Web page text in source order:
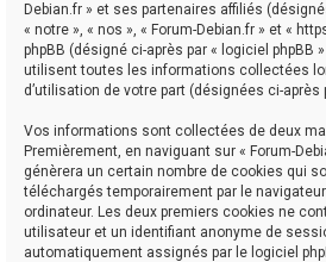
Debian.fr » et ses partenaires affiliés
« notre », « nos », « Forum-Debian.fr » et «
phpBB (désigné ci-après par « logiciel phpBB
utilisent toutes les informations collectées
d’utilisation de votre part (désignées ci-après
Vos informations sont collectées de deux
Premièrement, en naviguant sur « Forum-
génèrera un certain nombre de cookies qui
téléchargés temporairement par le
ordinateur. Les deux premiers cookies ne
utilisateur et un identifiant anonyme de
automatiquement assignés par le logiciel